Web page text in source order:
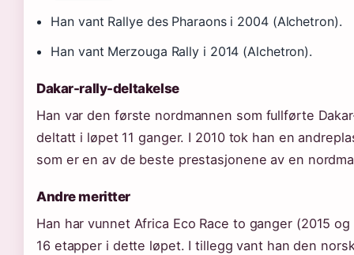
Han vant Rallye des Pharaons i 2004 (Alchetron).
Han vant Merzouga Rally i 2014 (Alchetron).
Dakar-rally-deltakelse
Han var den første nordmannen som fullførte
deltatt i løpet 11 ganger. I 2010 tok han en
som er en av de beste prestasjonene av en
Andre meritter
Han har vunnet Africa Eco Race to ganger (2015
16 etapper i dette løpet. I tillegg vant han den